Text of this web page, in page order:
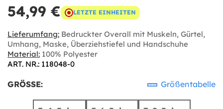
54,99 € LETZTE EINHEITEN
Lieferumfang: Bedruckter Overall mit Muskeln, Gürtel,
Umhang, Maske, Überziehstiefel und Handschuhe
Material: 100% Polyester
ART. NR.: 118048-0
GRÖSSE: Größentabelle